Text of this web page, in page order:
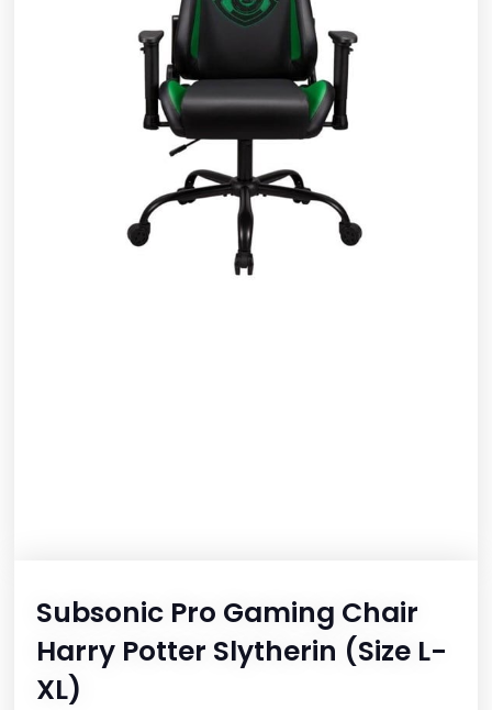
Subsonic Pro Gaming Chair
Harry Potter Slytherin (size L-
XL)